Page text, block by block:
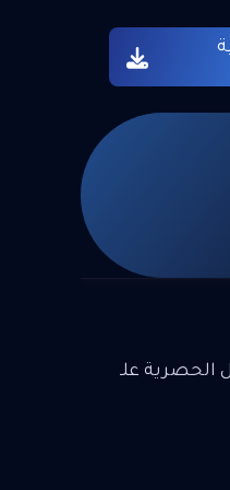
الحصرية علـ
بجد عرفت
منستهوش
قالك